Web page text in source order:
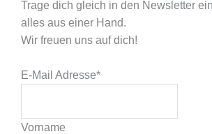
Trage dich gleich in den Newsletter
alles aus einer Hand.
Wir freuen uns auf dich!
E-Mail Adresse*
Vorname